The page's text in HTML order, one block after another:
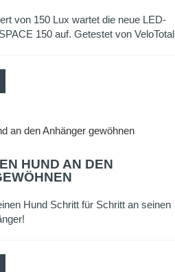
von 150 Lux wartet die neue LED-
150 auf. Getestet von
HUND AN DEN
Hund Schritt für Schritt an seinen